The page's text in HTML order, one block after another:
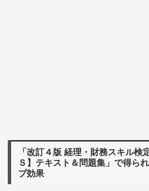
「改訂４版 経理・財務スキル検
Ｓ】テキスト＆問題集」で得ら
プ効果